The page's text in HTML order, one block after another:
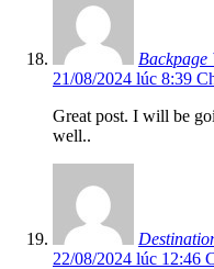
Backpage
21/08/2024 lúc 8:39
Great post. I will be
well..
22/08/2024 lúc 12:46